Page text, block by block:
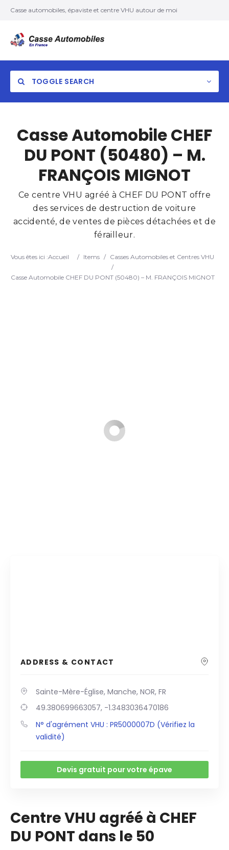
Casse automobiles, épaviste et centre VHU autour de moi
TOGGLE SEARCH
Casse Automobile CHEF
DU PONT (50480) – M.
FRANÇOIS MIGNOT
Ce centre VHU agréé à CHEF DU PONT offre
des services de destruction de voiture
accidenté, de ventes de pièces détachées et de
férailleur.
Vous êtes ici :Accueil / Items / Casses Automobiles et Centres VHU
/
Casse Automobile CHEF DU PONT (50480) – M. FRANÇOIS MIGNOT
ADDRESS & CONTACT
Sainte-Mère-Église, Manche, NOR, FR
49.380699663057, -1.3483036470186
N° d'agrément VHU : PR5000007D (Vérifiez la
validité)
Devis gratuit pour votre épave
Centre VHU agréé à CHEF
DU PONT dans le 50